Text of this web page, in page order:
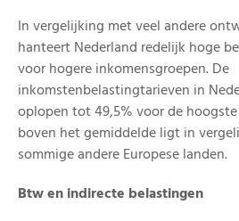
In vergelijking met veel andere
hanteert Nederland redelijk hoge
voor hogere inkomensgroepen. De
inkomstenbelastingtarieven in
oplopen tot 49,5% voor de
boven het gemiddelde ligt in
sommige andere Europese landen.
Btw en indirecte belastingen